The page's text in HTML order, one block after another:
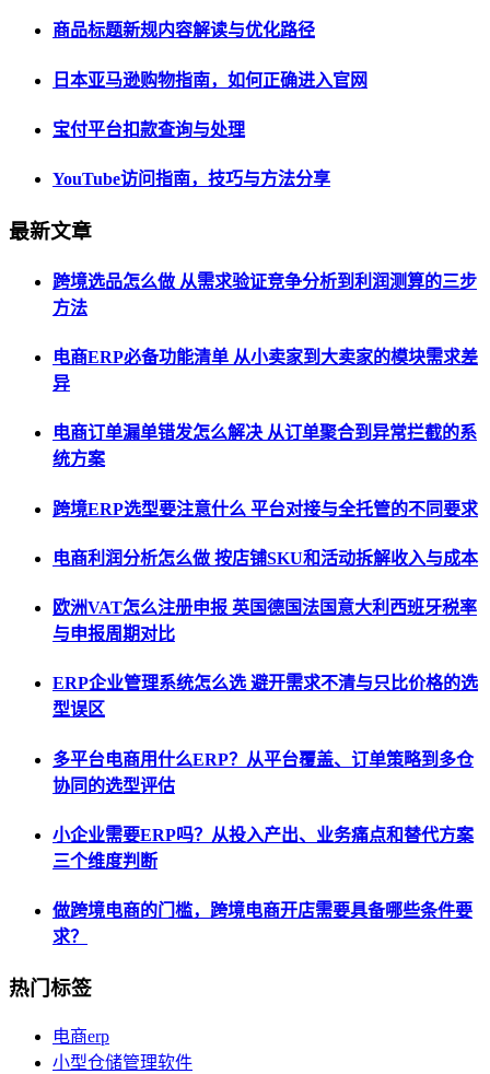
商品标题新规内容解读与优化路径
日本亚马逊购物指南，如何正确进入官网
宝付平台扣款查询与处理
YouTube访问指南，技巧与方法分享
最新文章
跨境选品怎么做 从需求验证竞争分析到利润测算的三步
方法
电商ERP必备功能清单 从小卖家到大卖家的模块需求差
异
电商订单漏单错发怎么解决 从订单聚合到异常拦截的系
统方案
跨境ERP选型要注意什么 平台对接与全托管的不同要求
电商利润分析怎么做 按店铺SKU和活动拆解收入与成本
欧洲VAT怎么注册申报 英国德国法国意大利西班牙税率
与申报周期对比
ERP企业管理系统怎么选 避开需求不清与只比价格的选
型误区
多平台电商用什么ERP？从平台覆盖、订单策略到多仓
协同的选型评估
小企业需要ERP吗？从投入产出、业务痛点和替代方案
三个维度判断
做跨境电商的门槛，跨境电商开店需要具备哪些条件要
求？
热门标签
电商erp
小型仓储管理软件